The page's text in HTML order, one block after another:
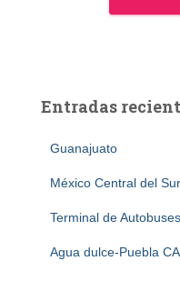
Entradas
Guanajuato
México Central del
Terminal de
Agua dulce-Puebla